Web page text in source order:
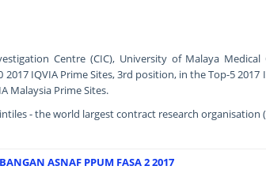
Centre (CIC), University of Malaya
IQVIA Prime Sites, 3rd position, in the Top-5 2017
Malaysia Prime Sites.
- the world largest contract research organisation
ASNAF PPUM FASA 2 2017